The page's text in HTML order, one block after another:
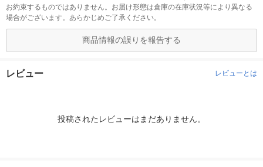
お約束するものではありません。お届け形態は倉庫の在庫状況等により異なる
場合がございます。あらかじめご了承ください。
商品情報の誤りを報告する
レビュー レビューとは
投稿されたレビューはまだありません。